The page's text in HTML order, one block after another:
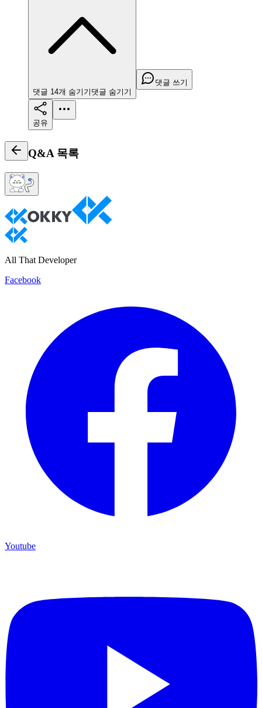
댓글 14개 숨기기 댓글 숨기기
댓글 쓰기
공유
Q&A 목록
All That Developer
Facebook
Youtube